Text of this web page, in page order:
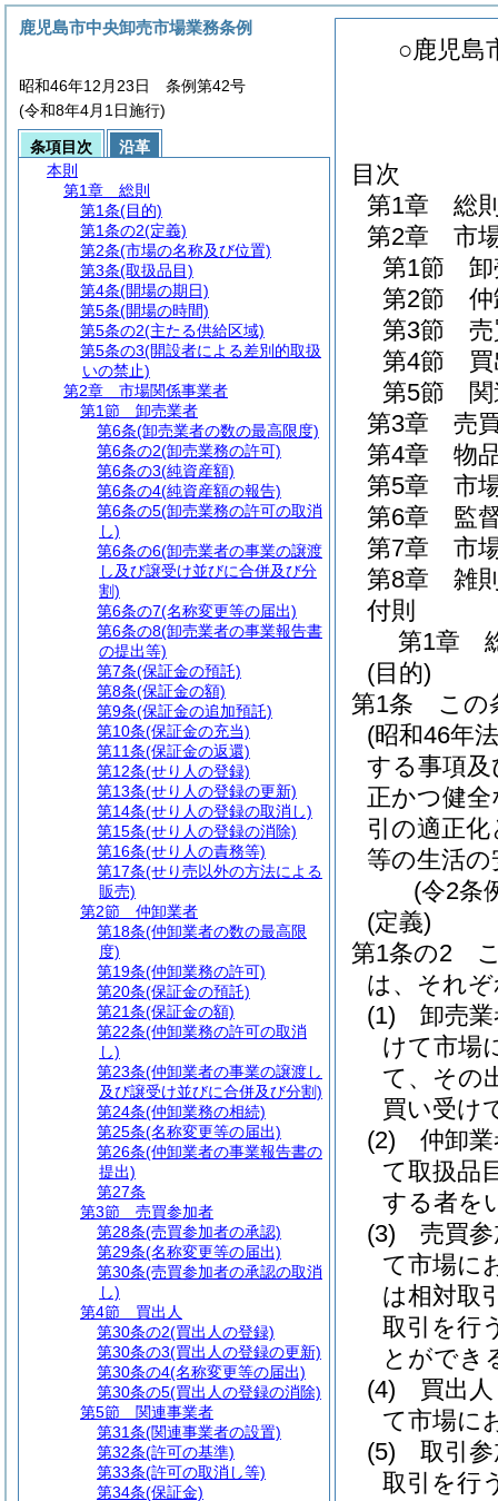
○鹿児島
目次
第1章
総
第2章
市
第1節
第2節
第3節
第4節
第5節
第3章
売
第4章
物
第5章
市
第6章
監
第7章
市
第8章
雑
付則
第1章
(目的)
第1条
この
(昭和46年
する事項
正かつ健
引の適正
等の生活
(令2条
(定義)
第1条の2
は、それ
(1)
卸売
けて市場
て、その
買い受け
(2)
仲卸
て取扱品
する者を
(3)
売買
て市場に
は相対取
取引を行
とができ
(4)
買出
て市場に
(5)
取引
取引を行
鹿児島市中央卸売市場業務条例
昭和46年12月23日 条例第42号
(令和8年4月1日施行)
条項目次
沿革
本則
第1章
総則
第1条(目的)
第1条の2(定義)
第2条(市場の名称及び位置)
第3条(取扱品目)
第4条(開場の期日)
第5条(開場の時間)
第5条の2(主たる供給区域)
第5条の3(開設者による差別的取扱
いの禁止)
第2章
市場関係事業者
第1節
卸売業者
第6条(卸売業者の数の最高限度)
第6条の2(卸売業務の許可)
第6条の3(純資産額)
第6条の4(純資産額の報告)
第6条の5(卸売業務の許可の取消
し)
第6条の6(卸売業者の事業の譲渡
し及び譲受け並びに合併及び分
割)
第6条の7(名称変更等の届出)
第6条の8(卸売業者の事業報告書
の提出等)
第7条(保証金の預託)
第8条(保証金の額)
第9条(保証金の追加預託)
第10条(保証金の充当)
第11条(保証金の返還)
第12条(せり人の登録)
第13条(せり人の登録の更新)
第14条(せり人の登録の取消し)
第15条(せり人の登録の消除)
第16条(せり人の責務等)
第17条(せり売以外の方法による
販売)
第2節
仲卸業者
第18条(仲卸業者の数の最高限
度)
第19条(仲卸業務の許可)
第20条(保証金の預託)
第21条(保証金の額)
第22条(仲卸業務の許可の取消
し)
第23条(仲卸業者の事業の譲渡し
及び譲受け並びに合併及び分割)
第24条(仲卸業務の相続)
第25条(名称変更等の届出)
第26条(仲卸業者の事業報告書の
提出)
第27条
第3節
売買参加者
第28条(売買参加者の承認)
第29条(名称変更等の届出)
第30条(売買参加者の承認の取消
し)
第4節
買出人
第30条の2(買出人の登録)
第30条の3(買出人の登録の更新)
第30条の4(名称変更等の届出)
第30条の5(買出人の登録の消除)
第5節
関連事業者
第31条(関連事業者の設置)
第32条(許可の基準)
第33条(許可の取消し等)
第34条(保証金)